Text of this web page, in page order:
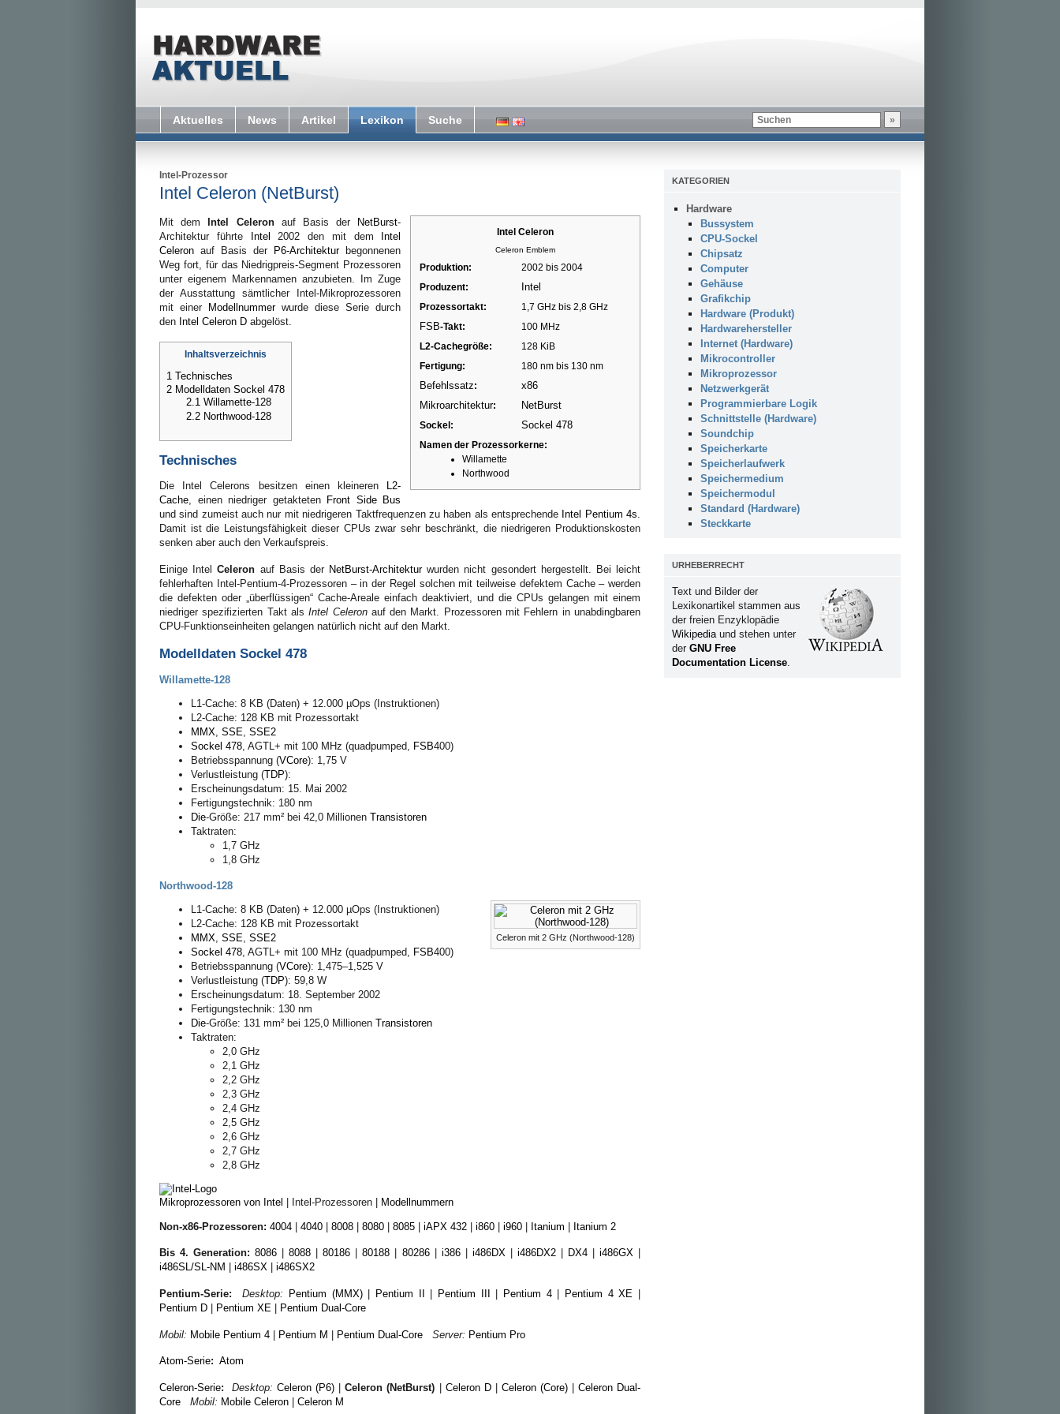
Aktuelles News Artikel Lexikon Suche
Intel-Prozessor
Intel Celeron (NetBurst)
Intel Celeron
Celeron Emblem
Produktion:
2002 bis 2004
Produzent:
Intel
Prozessortakt: 1,7 GHz bis 2,8 GHz
FSB-Takt:
100 MHz
L2-Cachegröße:
128 KiB
Fertigung:
180 nm bis 130 nm
Befehlssatz:
x86
Mikroarchitektur: NetBurst
Sockel: Sockel 478
Namen der Prozessorkerne:
Willamette
Northwood
Mit dem Intel Celeronauf Basis der NetBurst-
Architektur führte
Intel 2002 den mit dem
Intel
Celeron auf Basis der P6-Architekturbegonnenen
Weg fort, für das Niedrigpreis-Segment Prozessoren
unter eigenem Markennamen anzubieten. Im Zuge
der Ausstattung sämtlicher Intel-Mikroprozessoren
mit einer Modellnummerwurde diese Serie durch
den Intel Celeron D abgelöst.
Inhaltsverzeichnis
1 Technisches
2 Modelldaten Sockel 478
2.1 Willamette-128
2.2 Northwood-128
Technisches
Die Intel Celerons besitzen einen kleineren
L2-
Cache, einen niedriger getakteten Front Side Bus
und sind zumeist auch nur mit niedrigeren Taktfrequenzen zu haben als entsprechende Intel Pentium 4s.
Damit ist die Leistungsfähigkeit dieser CPUs zwar sehr beschränkt, die niedrigeren Produktionskosten
senken aber auch den Verkaufspreis.
Einige IntelCeleron auf Basis der NetBurst-Architekturwurden nicht gesondert hergestellt. Bei leicht
fehlerhaften Intel-Pentium-4-Prozessoren – in der Regel solchen mit teilweise defektem Cache – werden
die defekten oder „überflüssigen“ Cache-Areale einfach deaktiviert, und die CPUs gelangen mit einem
niedriger spezifizierten Takt alsIntel Celeronauf den Markt. Prozessoren mit Fehlern in unabdingbaren
CPU-Funktionseinheiten gelangen natürlich nicht auf den Markt.
Modelldaten Sockel 478
Willamette-128
L1-Cache: 8 KB (Daten) + 12.000 µOps (Instruktionen)
L2-Cache: 128 KB mit Prozessortakt
MMX, SSE, SSE2
Sockel 478, AGTL+ mit 100 MHz (quadpumped, FSB400)
Betriebsspannung (VCore): 1,75 V
Verlustleistung (TDP):
Erscheinungsdatum: 15. Mai 2002
Fertigungstechnik: 180 nm
Die-Größe: 217 mm² bei 42,0 Millionen Transistoren
Taktraten:
1,7 GHz
1,8 GHz
Northwood-128
Celeron mit 2 GHz (Northwood-128)
L1-Cache: 8 KB (Daten) + 12.000 µOps (Instruktionen)
L2-Cache: 128 KB mit Prozessortakt
MMX SSE SSE2
Sockel 478 , AGTL+ mit 100 MHz (quadpumped, FSB400)
Betriebsspannung (VCore): 1,475–1,525 V
Verlustleistung (TDP): 59,8 W
Erscheinungsdatum: 18. September 2002
Fertigungstechnik: 130 nm
Die-Größe: 131 mm² bei 125,0 Millionen Transistoren
Taktraten:
2,0 GHz
2,1 GHz
2,2 GHz
2,3 GHz
2,4 GHz
2,5 GHz
2,6 GHz
2,7 GHz
2,8 GHz
Mikroprozessoren von Intel | Intel-Prozessoren | Modellnummern
Non-x86-Prozessoren: 4004 4040 8008 8080 8085 iAPX 432 i860 i960 Itanium Itanium 2
Bis 4. Generation: 8086 |8088 |80186 |80188 80286| i386| i486DX| i486DX2| DX4| i486GX|
i486SL/SL-NM
i486SX i486SX2
Pentium-Serie: Desktop: Pentium (MMX)| Pentium II Pentium III Pentium 4| Pentium 4 XE
Pentium D
Pentium XE Pentium Dual-Core
Mobil: Mobile Pentium 4 | Pentium M | Pentium Dual-Core Server: Pentium Pro
Atom-Serie: Atom
Celeron-Serie: Desktop: Celeron (P6) |Celeron (NetBurst) Celeron D| Celeron (Core)| Celeron Dual-
Core
Mobil: Mobile Celeron Celeron M
KATEGORIEN
Hardware
Bussystem
CPU-Sockel
Chipsatz
Computer
Gehäuse
Grafikchip
Hardware (Produkt)
Hardwarehersteller
Internet (Hardware)
Mikrocontroller
Mikroprozessor
Netzwerkgerät
Programmierbare Logik
Schnittstelle (Hardware)
Soundchip
Speicherkarte
Speicherlaufwerk
Speichermedium
Speichermodul
Standard (Hardware)
Steckkarte
URHEBERRECHT
Text und Bilder der
Lexikonartikel stammen aus
der freien Enzyklopädie
Wikipediaund stehen unter
der GNU Free
Documentation License.